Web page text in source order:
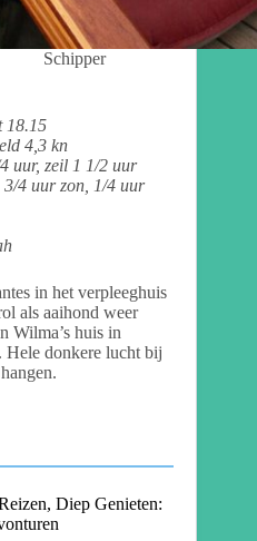
Schipper
18.15
4,3 kn
uur, zeil 1 1/2 uur
3/4 uur zon, 1/4 uur
in het verpleeghuis
als aaihond weer
Wilma’s huis in
Hele donkere lucht bij
Diep Genieten: